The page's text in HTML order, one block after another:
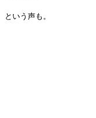
という声も。